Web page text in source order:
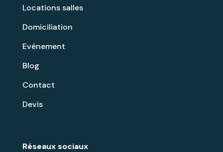
Réseaux sociaux
Locations salles
Domiciliation
Evénement
Blog
Contact
Devis